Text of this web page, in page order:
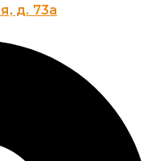
д. 73а